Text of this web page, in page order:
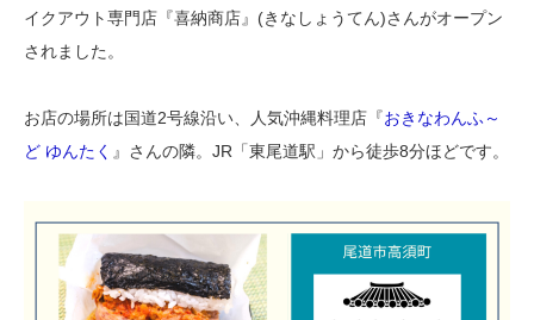
イクアウト専門店『喜納商店』(きなしょうてん)さんがオープン
されました。
お店の場所は国道2号線沿い、人気沖縄料理店『おきなわんふ～
ど ゆんたく 』さんの隣。JR「東尾道駅」から徒歩8分ほどです。